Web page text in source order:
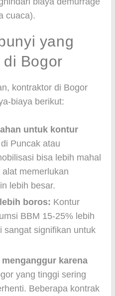
cuaca).
yang
di Bogor
kontraktor di Bogor
biaya berikut:
untuk kontur
Puncak atau
bisa lebih mahal
memerlukan
lebih besar.
boros: Kontur
BBM 15-25% lebih
sangat signifikan untuk
karena
yang tinggi sering
Beberapa kontrak